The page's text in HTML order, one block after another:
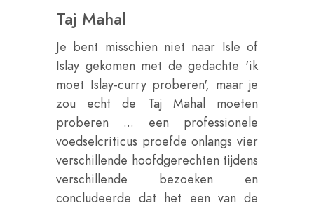
Taj Mahal
Je bent misschien niet naar Isle of
Islay gekomen met de gedachte 'ik
moet Islay-curry proberen', maar je
zou echt de Taj Mahal moeten
proberen ... een professionele
voedselcriticus proefde onlangs vier
verschillende hoofdgerechten tijdens
verschillende bezoeken en
concludeerde dat het een van de